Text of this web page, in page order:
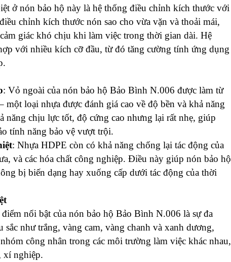
ở nón bảo hộ này là hệ thống điều chỉnh kích thước với
chỉnh kích thước nón sao cho vừa vặn và thoải mái,
giác khó chịu khi làm việc trong thời gian dài. Hệ
với nhiều kích cỡ đầu, từ đó tăng cường tính ứng dụng
: Vỏ ngoài của nón bảo hộ Bảo Bình N.006 được làm từ
loại nhựa được đánh giá cao về độ bền và khả năng
năng chịu lực tốt, độ cứng cao nhưng lại rất nhẹ, giúp
tính năng bảo vệ vượt trội.
: Nhựa HDPE còn có khả năng chống lại tác động của
và các hóa chất công nghiệp. Điều này giúp nón bảo hộ
bị biến dạng hay xuống cấp dưới tác động của thời
nổi bật của nón bảo hộ Bảo Bình N.006 là sự đa
sắc như trắng, vàng cam, vàng chanh và xanh dương,
công nhân trong các môi trường làm việc khác nhau,
xí nghiệp.